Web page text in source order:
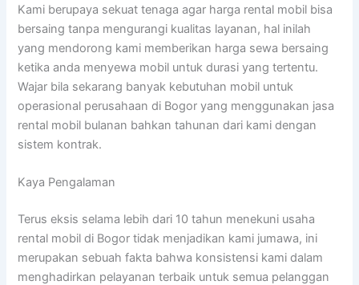
Kami berupaya sekuat tenaga agar harga rental mobil bisa
bersaing tanpa mengurangi kualitas layanan, hal inilah
yang mendorong kami memberikan harga sewa bersaing
ketika anda menyewa mobil untuk durasi yang tertentu.
Wajar bila sekarang banyak kebutuhan mobil untuk
operasional perusahaan di Bogor yang menggunakan jasa
rental mobil bulanan bahkan tahunan dari kami dengan
sistem kontrak.
Kaya Pengalaman
Terus eksis selama lebih dari 10 tahun menekuni usaha
rental mobil di Bogor tidak menjadikan kami jumawa, ini
merupakan sebuah fakta bahwa konsistensi kami dalam
menghadirkan pelayanan terbaik untuk semua pelanggan